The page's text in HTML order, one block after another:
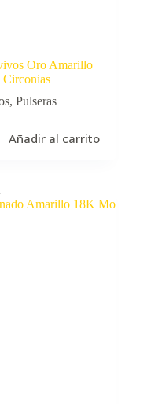
Oro Amarillo
, Pulseras
Añadir al carrito